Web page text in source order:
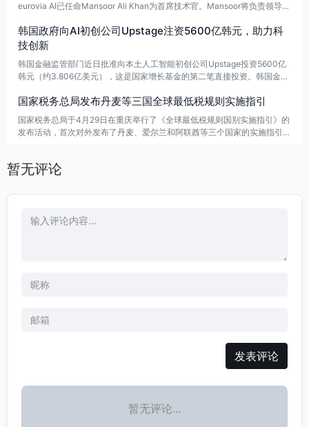
eurovia AI已任命Mansoor Ali Khan为首席技术官。Mansoor将负责领导专
与应用。
韩国政府向AI初创公司Upstage注资5600亿韩元，助力科
技创新
韩国金融监管部门近日批准向本土人工智能初创公司Upstage投资5600亿
韩元（约3.806亿美元），这是国家增长基金的第二笔直接投资。韩国金融
020年的Upstage是一家估值超过1万亿韩元的独角兽企业，专注于人工智
能解决方案和大型语言模型（LLM）的开发。Upstage是继Rebellions后，
第二家获得该政策基金投资的公司。
国家税务总局发布丹麦等三国全球最低税规则实施指引
国家税务总局于4月29日在重庆举行了《全球最低税规则国别实施指引》的
发布活动，首次对外发布了丹麦、爱尔兰和阿联酋等三个国家的实施指引。
暂无评论
发表评论
暂无评论...